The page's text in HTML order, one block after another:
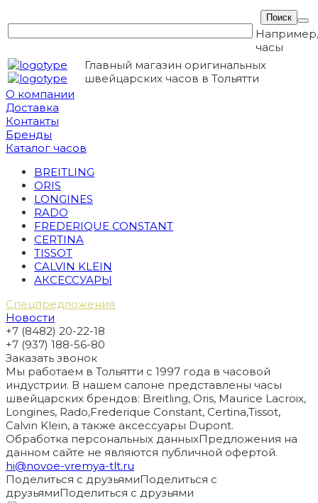
Например,
часы
Главный магазин оригинальных
швейцарских часов в Тольятти
О компании
Доставка
Контакты
Бренды
Каталог часов
BREITLING
ORIS
LONGINES
RADO
FREDERIQUE CONSTANT
CERTINA
TISSOT
CALVIN KLEIN
АКСЕССУАРЫ
Спецпредложения
Новости
+7 (8482) 20-22-18
+7 (937) 188-56-80
Заказать звонок
Мы работаем в Тольятти с 1997 года в часовой
индустрии. В нашем салоне представлены часы
швейцарских брендов: Breitling, Oris, Maurice Lacroix,
Longines, Rado,Frederique Constant, Certina,Tissot,
Calvin Klein, а также аксессуары Dupont.
Обработка персональных данныхПредложения на
данном сайте не являются публичной офертой.
hi@novoe-vremya-tlt.ru
Поделиться с друзьямиПоделиться с
друзьямиПоделиться с друзьями